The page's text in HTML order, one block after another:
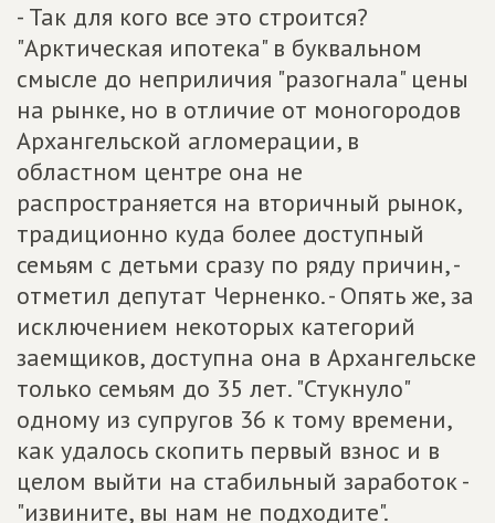
- Так для кого все это строится?
"Арктическая ипотека" в буквальном
смысле до неприличия "разогнала" цены
на рынке, но в отличие от моногородов
Архангельской агломерации, в
областном центре она не
распространяется на вторичный рынок,
традиционно куда более доступный
семьям с детьми сразу по ряду причин, -
отметил депутат Черненко. - Опять же, за
исключением некоторых категорий
заемщиков, доступна она в Архангельске
только семьям до 35 лет. "Стукнуло"
одному из супругов 36 к тому времени,
как удалось скопить первый взнос и в
целом выйти на стабильный заработок -
"извините, вы нам не подходите".